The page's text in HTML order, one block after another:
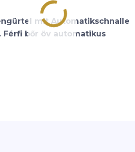
mit Automatikschnalle
Férfi bőr öv automatikus